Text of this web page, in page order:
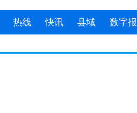
热线 快讯 县域 数字报